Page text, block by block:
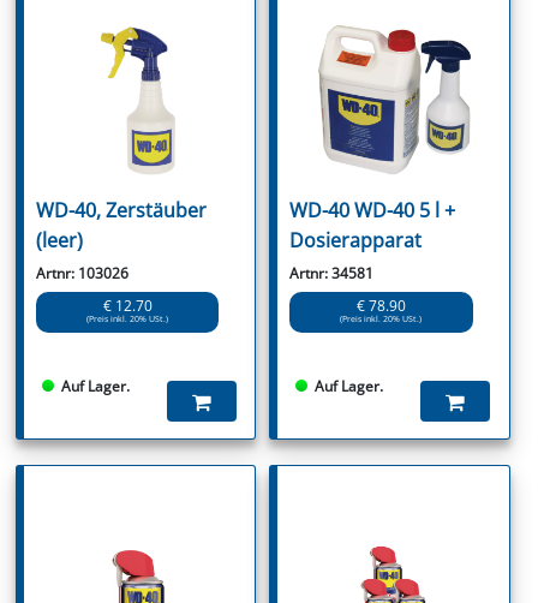
WD-40, Zerstäuber
(leer)
Artnr: 103026
€ 12.70
(Preis inkl. 20% USt.)
Auf Lager.
WD-40 WD-40 5 l +
Dosierapparat
Artnr: 34581
€ 78.90
(Preis inkl. 20% USt.)
Auf Lager.